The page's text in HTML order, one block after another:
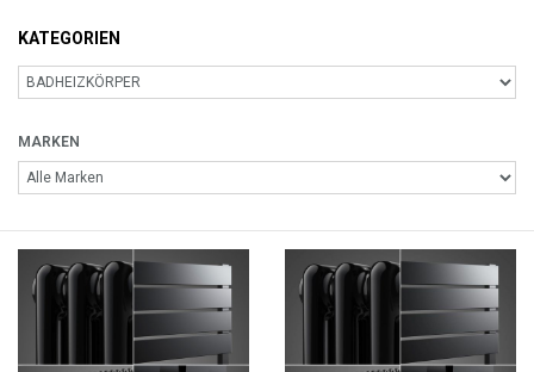
KATEGORIEN
MARKEN